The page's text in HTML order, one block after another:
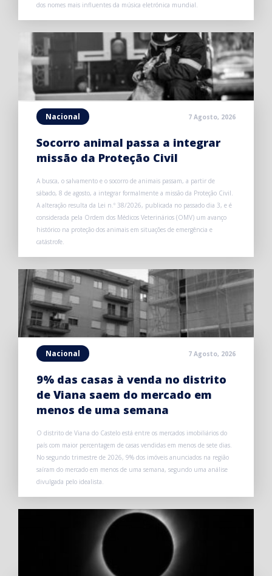
dos nomes mais influentes da música eletrónica mundial.
Nacional 7 Agosto, 2026
Socorro animal passa a integrar
missão da Proteção Civil
A busca, o salvamento e o socorro de animais passam, a partir de
sábado, 8 de agosto, a integrar formalmente a missão da Proteção Civil.
A alteração resulta da Lei n.º 38/2026, publicada no passado dia 3, e é
considerada pela Ordem dos Médicos Veterinários (OMV) um avanço
histórico na proteção dos animais em situações de emergência e
catástrofe.
Nacional 7 Agosto, 2026
9% das casas à venda no distrito
de Viana saem do mercado em
menos de uma semana
O distrito de Viana do Castelo está entre os mercados imobiliários do
país com maior percentagem de casas vendidas em menos de sete dias.
No segundo trimestre de 2026, 9% dos imóveis anunciados na região
saíram do mercado em menos de uma semana, segundo uma análise
divulgada pelo idealista.